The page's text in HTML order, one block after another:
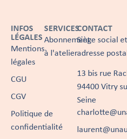
SERVICES
Abonnement
à l'atelier
INFOS
LÉGALES
Mentions
légales
CGU
CGV
Politique de
confidentialité
CONTACT
Siège social et
adresse
13 bis rue
94400 Vitry
Seine